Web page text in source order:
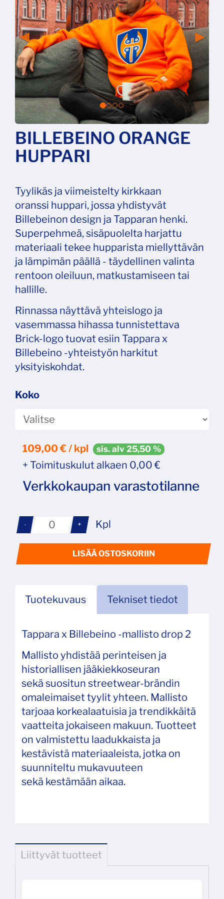
BILLEBEINO ORANGE
HUPPARI
Tyylikäs ja viimeistelty kirkkaan
oranssi huppari, jossa yhdistyvät
Billebeinon design ja Tapparan henki.
Superpehmeä, sisäpuolelta harjattu
materiaali tekee hupparista miellyttävän
ja lämpimän päällä - täydellinen valinta
rentoon oleiluun, matkustamiseen tai
hallille.
Rinnassa näyttävä yhteislogo ja
vasemmassa hihassa tunnistettava
Brick-logo tuovat esiin Tappara x
Billebeino -yhteistyön harkitut
yksityiskohdat.
Koko
109,00€ / kpl sis. alv 25,50 %
+ Toimituskulut alkaen 0,00 €
Verkkokaupan varastotilanne
- + Kpl
LISÄÄ OSTOSKORIIN
Tuotekuvaus Tekniset tiedot
Tappara x Billebeino -mallisto drop 2
Mallisto yhdistää perinteisen ja
historiallisen jääkiekkoseuran
sekä suositun streetwear-brändin
omaleimaiset tyylit yhteen. Mallisto
tarjoaa korkealaatuisia ja trendikkäitä
vaatteita jokaiseen makuun. Tuotteet
on valmistettu laadukkaista ja
kestävistä materiaaleista, jotka on
suunniteltu mukavuuteen
sekä kestämään aikaa.
Liittyvät tuotteet